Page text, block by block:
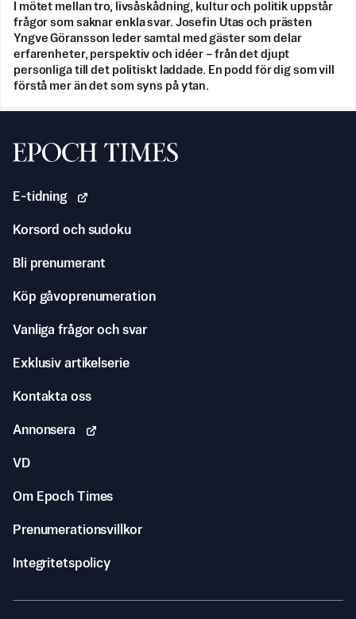
I mötet mellan tro, livsåskådning, kultur och politik uppstår
frågor som saknar enkla svar. Josefin Utas och prästen
Yngve Göransson leder samtal med gäster som delar
erfarenheter, perspektiv och idéer – från det djupt
personliga till det politiskt laddade. En podd för dig som vill
förstå mer än det som syns på ytan.
Svenska Epoch Times
E-tidning
Korsord och sudoku
Bli prenumerant
Köp gåvoprenumeration
Vanliga frågor och svar
Exklusiv artikelserie
Kontakta oss
Annonsera
VD
Om Epoch Times
Prenumerationsvillkor
Integritetspolicy